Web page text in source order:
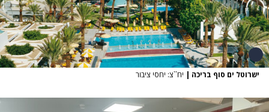
ישרוטל ים סוף בריכה | יח``צ: יחסי ציבור